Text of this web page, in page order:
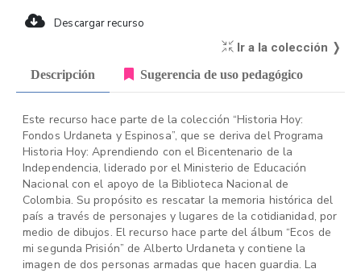
Descargar recurso
Ir a la colección ❭
Descripción Sugerencia de uso pedagógico
Este recurso hace parte de la colección “Historia Hoy:
Fondos Urdaneta y Espinosa”, que se deriva del Programa
Historia Hoy: Aprendiendo con el Bicentenario de la
Independencia, liderado por el Ministerio de Educación
Nacional con el apoyo de la Biblioteca Nacional de
Colombia. Su propósito es rescatar la memoria histórica del
país a través de personajes y lugares de la cotidianidad, por
medio de dibujos. El recurso hace parte del álbum “Ecos de
mi segunda Prisión” de Alberto Urdaneta y contiene la
imagen de dos personas armadas que hacen guardia. La